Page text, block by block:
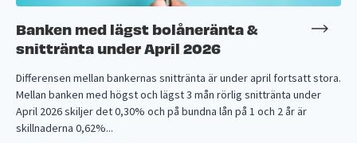
Banken med lägst bolåneränta &
snittränta under April 2026
Differensen mellan bankernas snittränta är under april fortsatt stora.
Mellan banken med högst och lägst 3 mån rörlig snittränta under
April 2026 skiljer det 0,30% och på bundna lån på 1 och 2 år är
skillnaderna 0,62%...